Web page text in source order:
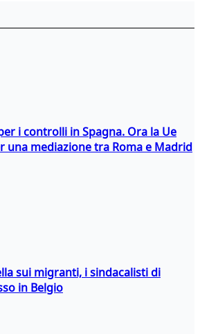
i controlli in Spagna. Ora la Ue
una mediazione tra Roma e Madrid
sui migranti, i sindacalisti di
in Belgio